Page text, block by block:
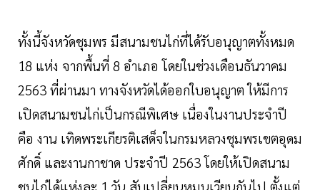
ทั้งนี้จังหวัดชุมพร มีสนามชนไก่ที่ได้รับอนุญาตทั้งหมด
18 แห่ง จากพื้นที่ 8 อำเภอ โดยในช่วงเดือนธันวาคม
2563 ที่ผ่านมา ทางจังหวัดได้ออกใบอนุญาต ให้มีการ
เปิดสนามชนไก่เป็นกรณีพิเศษ เนื่องในงานประจำปี
คือ งาน เทิดพระเกียรติเสด็จในกรมหลวงชุมพรเขตอุดม
ศักดิ์ และงานกาชาด ประจำปี 2563 โดยให้เปิดสนาม
ชนไก่ได้แห่งละ 1 วัน สับเปลี่ยนหมุนเวียนกันไป ตั้งแต่